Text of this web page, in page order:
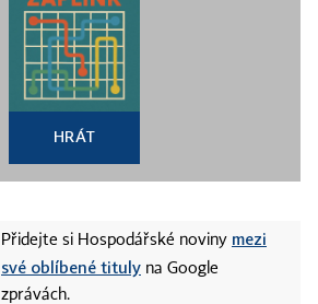
HRÁT
Přidejte si Hospodářské noviny mezi
své oblíbené tituly na Google
zprávách.